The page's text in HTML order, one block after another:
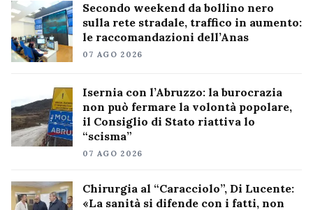
Secondo weekend da bollino nero
sulla rete stradale, traffico in aumento:
le raccomandazioni dell’Anas
07 AGO 2026
Isernia con l’Abruzzo: la burocrazia
non può fermare la volontà popolare,
il Consiglio di Stato riattiva lo
“scisma”
07 AGO 2026
Chirurgia al “Caracciolo”, Di Lucente:
«La sanità si difende con i fatti, non